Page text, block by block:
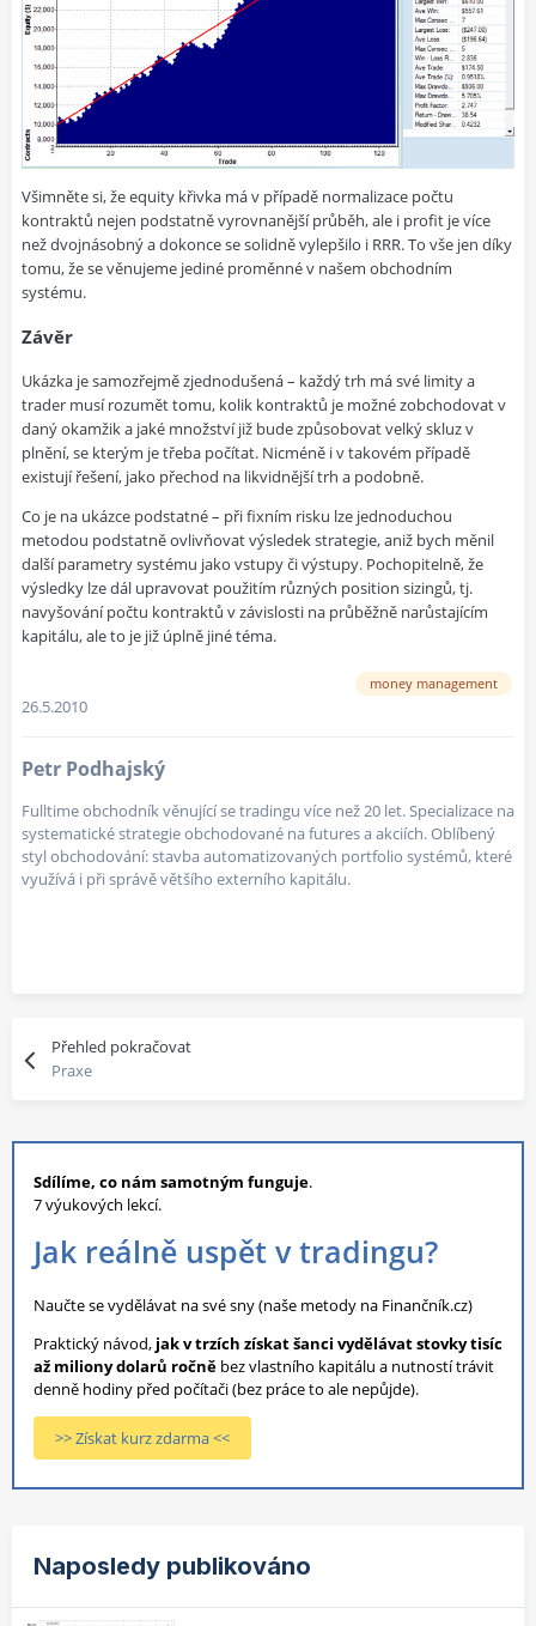
Všimněte si, že equity křivka má v případě normalizace počtu
kontraktů nejen podstatně vyrovnanější průběh, ale i profit je více
než dvojnásobný a dokonce se solidně vylepšilo i RRR. To vše jen díky
tomu, že se věnujeme jediné proměnné v našem obchodním
systému.
Závěr
Ukázka je samozřejmě zjednodušená – každý trh má své limity a
trader musí rozumět tomu, kolik kontraktů je možné zobchodovat v
daný okamžik a jaké množství již bude způsobovat velký skluz v
plnění, se kterým je třeba počítat. Nicméně i v takovém případě
existují řešení, jako přechod na likvidnější trh a podobně.
Co je na ukázce podstatné – při fixním risku lze jednoduchou
metodou podstatně ovlivňovat výsledek strategie, aniž bych měnil
další parametry systému jako vstupy či výstupy. Pochopitelně, že
výsledky lze dál upravovat použitím různých position sizingů, tj.
navyšování počtu kontraktů v závislosti na průběžně narůstajícím
kapitálu, ale to je již úplně jiné téma.
money management
26.5.2010
Petr Podhajský
Fulltime obchodník věnující se tradingu více než 20 let. Specializace na
systematické strategie obchodované na futures a akciích. Oblíbený
styl obchodování: stavba automatizovaných portfolio systémů, které
využívá i při správě většího externího kapitálu.
Přehled pokračovat
Praxe
Sdílíme, co nám samotným funguje.
7 výukových lekcí.
Jak reálně uspět v tradingu?
Naučte se vydělávat na své sny (naše metody na Finančník.cz)
Praktický návod, jak v trzích získat šanci vydělávat stovky tisíc
až miliony dolarů ročně bez vlastního kapitálu a nutností trávit
denně hodiny před počítači (bez práce to ale nepůjde).
>> Získat kurz zdarma <<
Naposledy publikováno